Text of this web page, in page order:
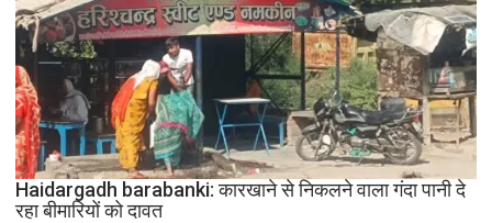
साथ
उत्साहपूर्वक
मनाया
गया
12वां
अंतरराष्ट्रीय
योग
दिवस
Haidargadh barabanki: कारखाने से निकलने वाला गंदा पानी दे
रहा बीमारियों को दावत